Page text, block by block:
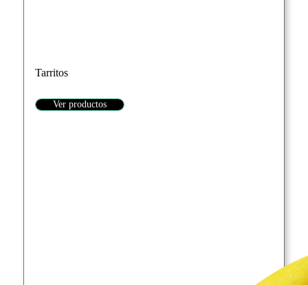
Tarritos
Ver productos